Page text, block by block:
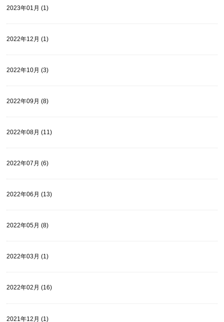
2023年01月 (1)
2022年12月 (1)
2022年10月 (3)
2022年09月 (8)
2022年08月 (11)
2022年07月 (6)
2022年06月 (13)
2022年05月 (8)
2022年03月 (1)
2022年02月 (16)
2021年12月 (1)